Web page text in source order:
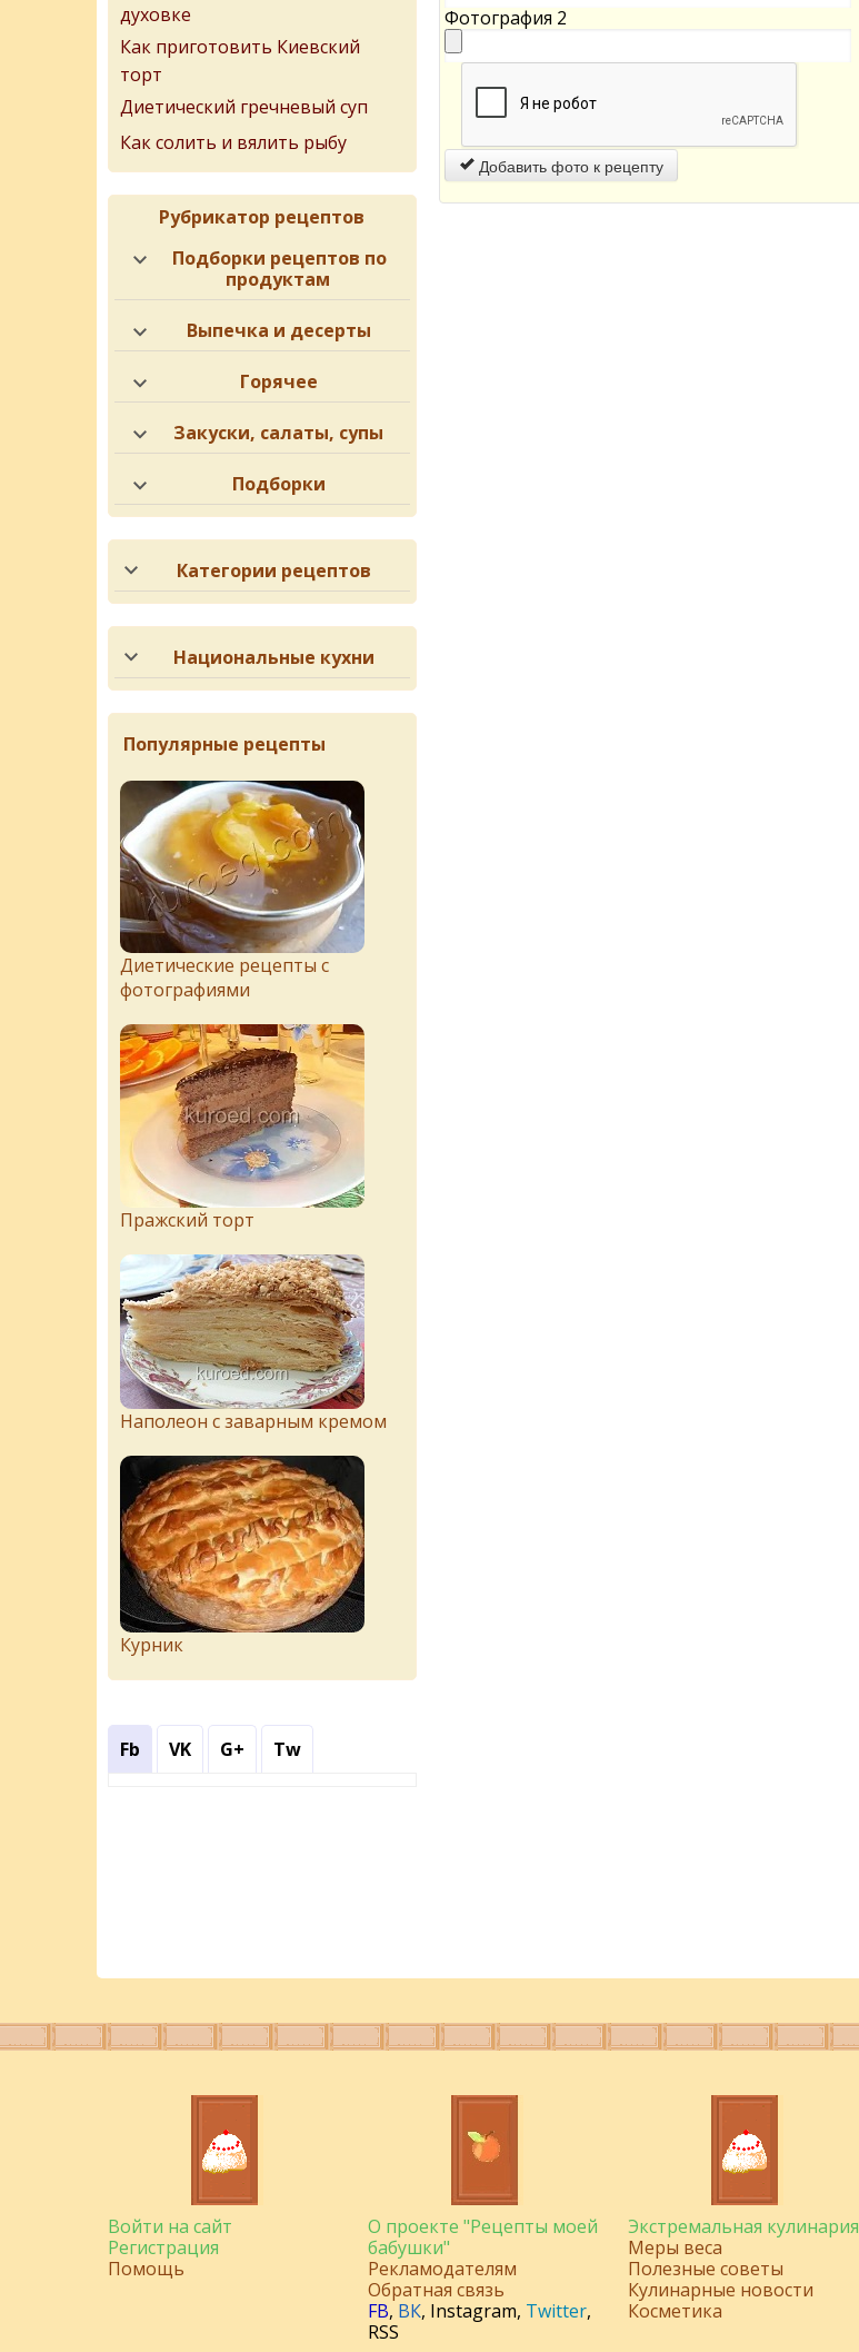
Фотография 2
Добавить фото к рецепту
духовке
Как приготовить Киевский
торт
Диетический гречневый суп
Как солить и вялить рыбу
Рубрикатор рецептов
Подборки рецептов по
продуктам
Выпечка и десерты
Горячее
Закуски, салаты, супы
Подборки
Категории рецептов
Национальные кухни
Популярные рецепты
Диетические рецепты с
фотографиями
Пражский торт
Наполеон с заварным кремом
Курник
Fb VK G+ Tw
Войти на сайт
Регистрация
Помощь
О проекте "Рецепты моей
бабушки"
Рекламодателям
Обратная связь
FB, ВК, Instagram, Twitter,
RSS
Экстремальная кулинария
Меры веса
Полезные советы
Кулинарные новости
Косметика